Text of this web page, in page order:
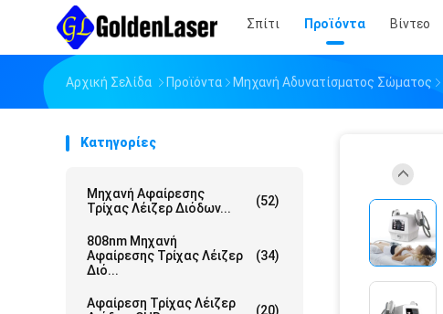
Σπίτι Προϊόντα Βίντεο
Αρχική Σελίδα Προϊόντα Μηχανή Αδυνατίσματος Σώματος
Κατηγορίες
Μηχανή Αφαίρεσης
Τρίχας Λέιζερ Διόδων...
(52)
808nm Μηχανή
Αφαίρεσης Τρίχας Λέιζερ
Διό...
(34)
Αφαίρεση Τρίχας Λέιζερ
(20)